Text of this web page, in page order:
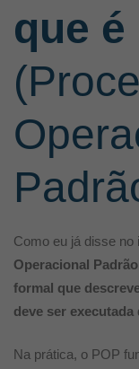
que é
Como eu já disse no
Operacional Padrão
formal que
deve ser executada
Na prática, o POP